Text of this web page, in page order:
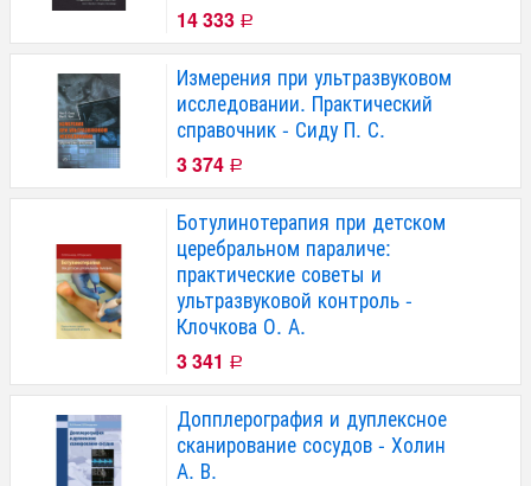
14 333 Р
Измерения при ультразвуковом
исследовании. Практический
справочник - Сиду П. С.
3 374 Р
Ботулинотерапия при детском
церебральном параличе:
практические советы и
ультразвуковой контроль -
Клочкова О. А.
3 341 Р
Допплерография и дуплексное
сканирование сосудов - Холин
А. В.